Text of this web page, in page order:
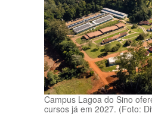
Campus Lagoa do Sino
cursos já em 2027. (Foto: